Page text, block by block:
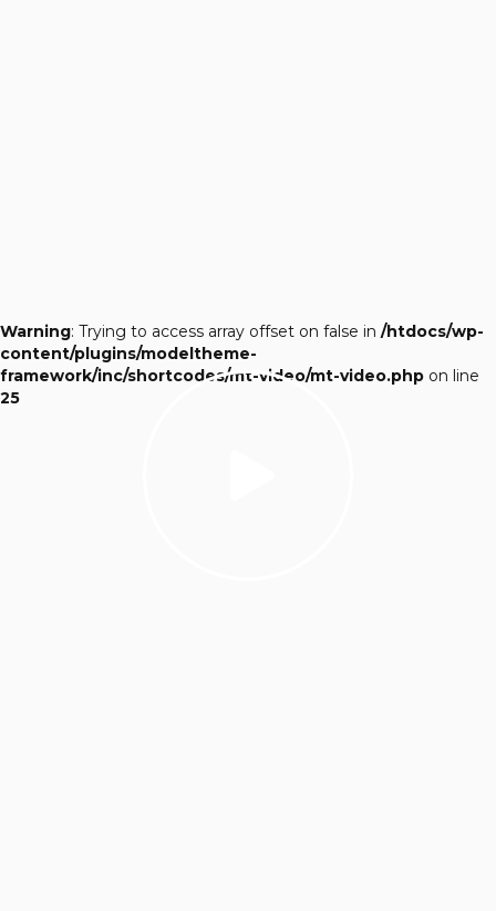
Warning: Trying to access array offset on false in /htdocs/wp-
content/plugins/modeltheme-
framework/inc/shortcodes/mt-video/mt-video.php on line
25